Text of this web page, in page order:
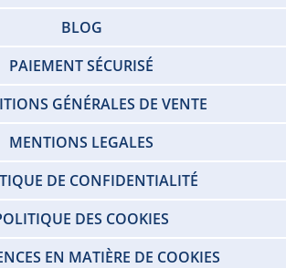
BLOG
PAIEMENT SÉCURISÉ
GÉNÉRALES DE VENTE
MENTIONS LEGALES
DE CONFIDENTIALITÉ
DES COOKIES
EN MATIÈRE DE COOKIES